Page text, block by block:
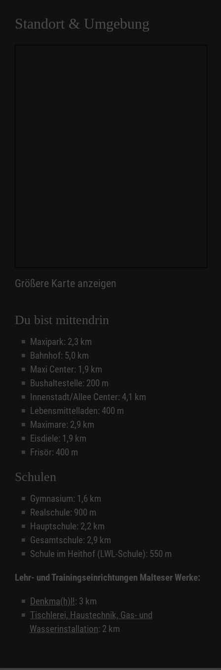
Standort & Umgebung
Größere Karte anzeigen
Du bist mittendrin
Maxipark: 2,3 km
Bahnhof: 5,0 km
Maxi Center: 1,9 km
Bushaltestelle: 200 m
Innenstadt/Allee Center: 4,1 km
Lebensmittelladen: 400 m
Maximare: 2,9 km
Eisdiele: 1,9 km
Frisör: 400 m
Schulen
Gymnasium: 1,6 km
Realschule: 900 m
Hauptschule: 2,2 km
Gesamtschule: 2,9 km
Schule im Heithof (LWL-Schule): 550 m
Lehr- und Trainingseinrichtungen Malteser Werke:
Denkma(h)l!: 3 km
Tischlerei, Haustechnik, Gas- und
Wasserinstallation: 2 km